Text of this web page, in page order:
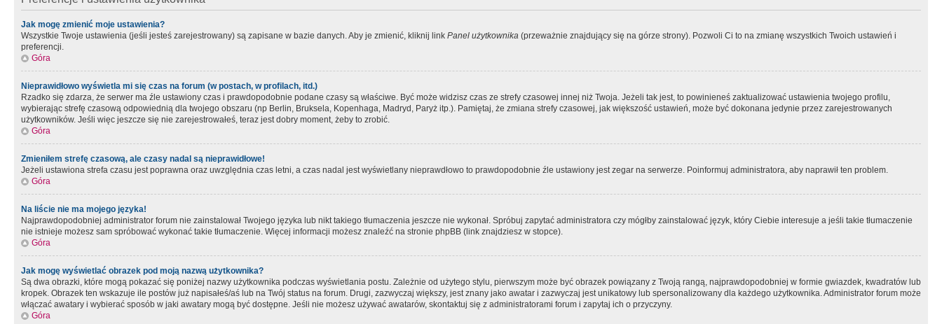
Jak mogę zmienić moje ustawienia?
Wszystkie Twoje ustawienia (jeśli jesteś zarejestrowany) są zapisane w bazie danych. Aby je zmienić, kliknij link Panel użytkownika (przeważnie znajdujący się na górze strony). Pozwoli Ci to na zmianę wszystkich Twoich ustawień i
preferencji.
Góra
Nieprawidłowo wyświetla mi się czas na forum (w postach, w profilach, itd.)
Rzadko się zdarza, że serwer ma źle ustawiony czas i prawdopodobnie podane czasy są właściwe. Być może widzisz czas ze strefy czasowej innej niż Twoja. Jeżeli tak jest, to powinieneś zaktualizować ustawienia twojego profilu,
wybierając strefę czasową odpowiednią dla twojego obszaru (np Berlin, Bruksela, Kopenhaga, Madryd, Paryż itp.). Pamiętaj, że zmiana strefy czasowej, jak większość ustawień, może być dokonana jedynie przez zarejestrowanych
użytkowników. Jeśli więc jeszcze się nie zarejestrowałeś, teraz jest dobry moment, żeby to zrobić.
Góra
Zmieniłem strefę czasową, ale czasy nadal są nieprawidłowe!
Jeżeli ustawiona strefa czasu jest poprawna oraz uwzględnia czas letni, a czas nadal jest wyświetlany nieprawdłowo to prawdopodobnie źle ustawiony jest zegar na serwerze. Poinformuj administratora, aby naprawił ten problem.
Góra
Na liście nie ma mojego języka!
Najprawdopodobniej administrator forum nie zainstalował Twojego języka lub nikt takiego tłumaczenia jeszcze nie wykonał. Spróbuj zapytać administratora czy mógłby zainstalować język, który Ciebie interesuje a jeśli takie tłumaczenie
nie istnieje możesz sam spróbować wykonać takie tłumaczenie. Więcej informacji możesz znaleźć na stronie phpBB (link znajdziesz w stopce).
Góra
Jak mogę wyświetlać obrazek pod moją nazwą użytkownika?
Są dwa obrazki, które mogą pokazać się poniżej nazwy użytkownika podczas wyświetlania postu. Zależnie od użytego stylu, pierwszym może być obrazek powiązany z Twoją rangą, najprawdopodobniej w formie gwiazdek, kwadratów lub
kropek. Obrazek ten wskazuje ile postów już napisałeś/aś lub na Twój status na forum. Drugi, zazwyczaj większy, jest znany jako awatar i zazwyczaj jest unikatowy lub spersonalizowany dla każdego użytkownika. Administrator forum może
włączać awatary i wybierać sposób w jaki awatary mogą być dostępne. Jeśli nie możesz używać awatarów, skontaktuj się z administratorami forum i zapytaj ich o przyczyny.
Góra